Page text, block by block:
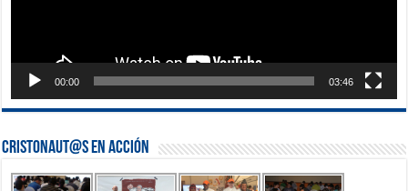
00:00 03:46
Cristonaut@s en Acción